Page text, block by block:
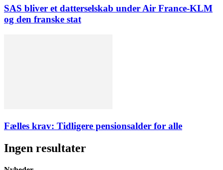
SAS bliver et datterselskab under Air France-KLM
og den franske stat
Fælles krav: Tidligere pensionsalder for alle
Ingen resultater